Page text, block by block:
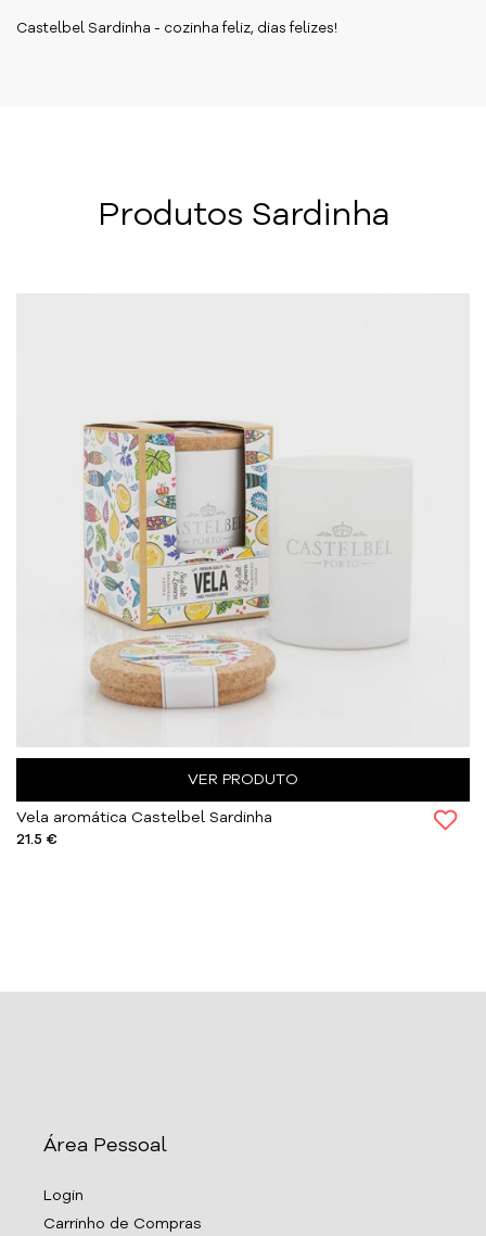
Castelbel Sardinha - cozinha feliz, dias felizes!
Produtos Sardinha
VER PRODUTO
Vela aromática Castelbel Sardinha
21.5 €
Área Pessoal
Login
Carrinho de Compras